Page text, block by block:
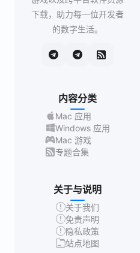
下载，助力每一位开发者
的数字生活。
内容分类
Mac 应用
Windows 应用
Mac 游戏
专题合集
关于与说明
关于我们
免责声明
隐私政策
站点地图